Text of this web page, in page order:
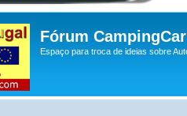
Fórum
Espaço para troca de ideias sobre